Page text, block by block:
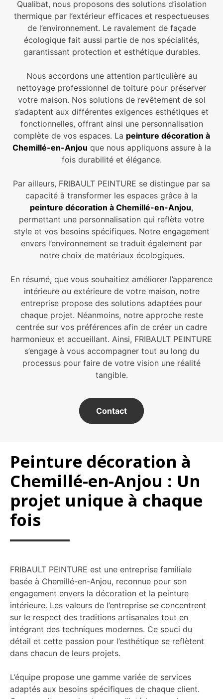
Qualibat, nous proposons des solutions d’isolation
thermique par l’extérieur efficaces et respectueuses
de l’environnement. Le ravalement de façade
écologique fait aussi partie de nos spécialités,
garantissant protection et esthétique durables.
Nous accordons une attention particulière au
nettoyage professionnel de toiture pour préserver
votre maison. Nos solutions de revêtement de sol
s’adaptent aux différentes exigences esthétiques et
fonctionnelles, offrant ainsi une personnalisation
complète de vos espaces. La peinture décoration à
Chemillé-en-Anjou que nous appliquons assure à la
fois durabilité et élégance.
Par ailleurs, FRIBAULT PEINTURE se distingue par sa
capacité à transformer les espaces grâce à la
peinture décoration à Chemillé-en-Anjou,
permettant une personnalisation qui reflète votre
style et vos besoins spécifiques. Notre engagement
envers l’environnement se traduit également par
notre choix de matériaux écologiques.
En résumé, que vous souhaitiez améliorer l’apparence
intérieure ou extérieure de votre maison, notre
entreprise propose des solutions adaptées pour
chaque projet. Néanmoins, notre approche reste
centrée sur vos préférences afin de créer un cadre
harmonieux et accueillant. Ainsi, FRIBAULT PEINTURE
s’engage à vous accompagner tout au long du
processus pour faire de votre vision une réalité
tangible.
Contact
Peinture décoration à
Chemillé-en-Anjou : Un
projet unique à chaque
fois
FRIBAULT PEINTURE est une entreprise familiale
basée à Chemillé-en-Anjou, reconnue pour son
engagement envers la décoration et la peinture
intérieure. Les valeurs de l’entreprise se concentrent
sur le respect des traditions artisanales tout en
intégrant des techniques modernes. Ce souci du
détail et cette passion pour l’esthétique se reflètent
dans chacun de leurs projets.
L’équipe propose une gamme variée de services
adaptés aux besoins spécifiques de chaque client.